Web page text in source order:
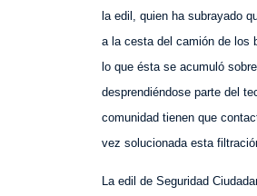
la edil, quien ha subrayado
a la cesta del camión de los
lo que ésta se acumuló sobre
desprendiéndose parte del
comunidad tienen que
vez solucionada esta
La edil de Seguridad